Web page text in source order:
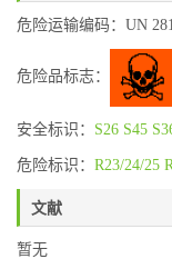
危险运输编码：UN
危险品标志：
安全标识： S26 S45
危险标识： R23/24/25
文献
暂无